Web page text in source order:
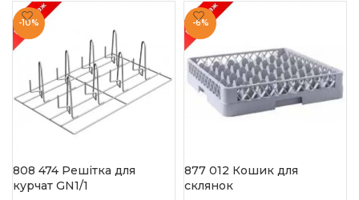
-10%
808 474 Решітка для
курчат GN1/1
-6%
877 012 Кошик для
склянок